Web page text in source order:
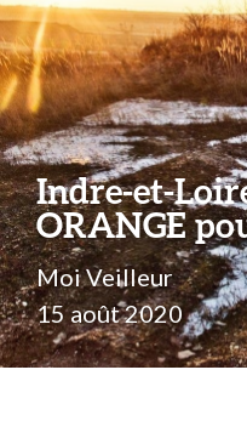
Indre-et-
ORANGE
Moi Veilleur
15 août 2020